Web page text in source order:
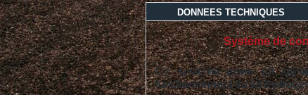
DONNEES TECHNIQUES
Système de
Ce système envoi un
fonctionnement du kit